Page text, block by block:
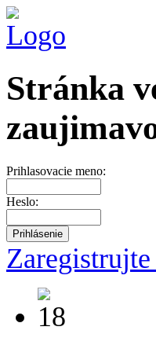
Stránka
Prihlasovacie meno:
Heslo:
Zaregistrujte